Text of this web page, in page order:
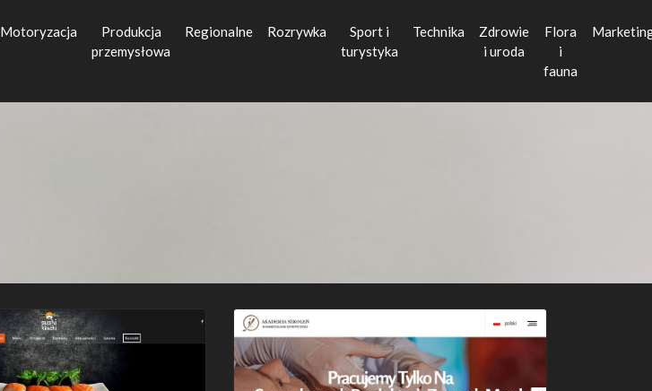
Motoryzacja
Produkcja
przemysłowa
Regionalne Rozrywka
Sport i
turystyka
Technika
Zdrowie
i uroda
Flora
i
fauna